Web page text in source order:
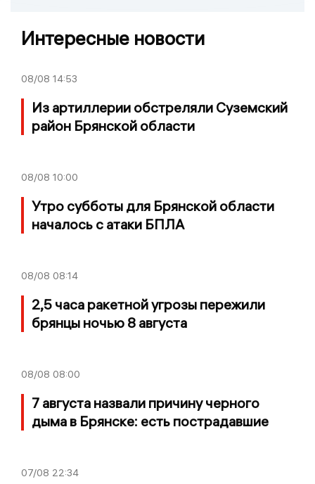
Интересные новости
08/08 14:53
Из артиллерии обстреляли Суземский
район Брянской области
08/08 10:00
Утро субботы для Брянской области
началось с атаки БПЛА
08/08 08:14
2,5 часа ракетной угрозы пережили
брянцы ночью 8 августа
08/08 08:00
7 августа назвали причину черного
дыма в Брянске: есть пострадавшие
07/08 22:34